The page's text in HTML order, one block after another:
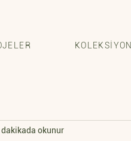
KOLEKSİYON
dakikada okunur